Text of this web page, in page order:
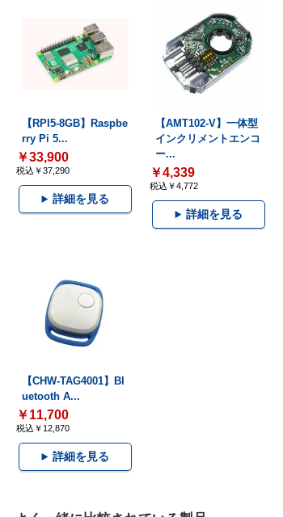
【RPI5-8GB】Raspbe
rry Pi 5...
￥33,900
税込￥37,290
詳細を見る
【AMT102-V】一体型
インクリメントエンコ
ー...
￥4,339
税込￥4,772
詳細を見る
【CHW-TAG4001】Bl
uetooth A...
￥11,700
税込￥12,870
詳細を見る